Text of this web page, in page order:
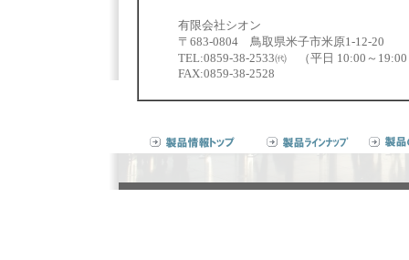
有限会社シオン
〒683-0804 鳥取県米子市米原1-12-20
TEL:0859-38-2533㈹ （平日 10:00～19:00
FAX:0859-38-2528